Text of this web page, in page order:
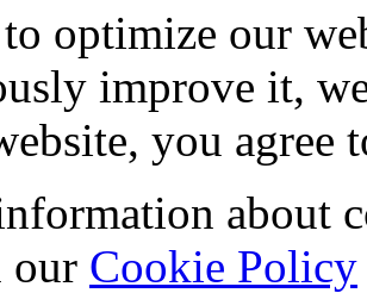
optimize our
improve it,
you agree
about
our Cookie Policy